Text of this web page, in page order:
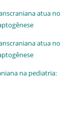
atua no
atua no
na pediatria: